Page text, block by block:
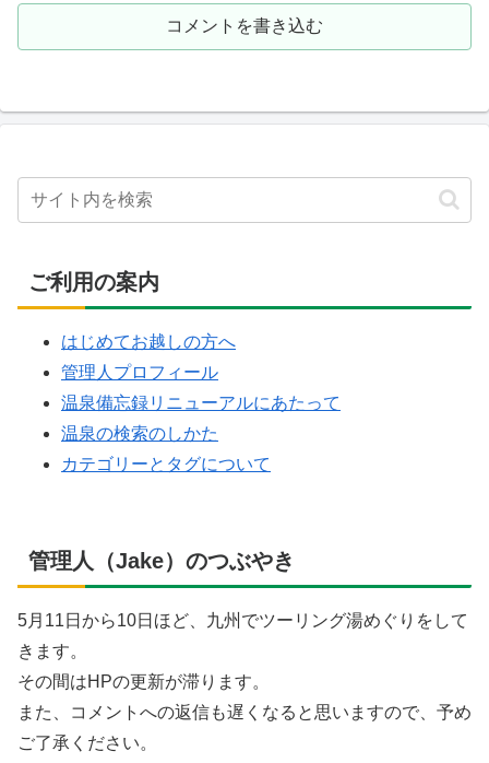
コメントを書き込む
ご利用の案内
はじめてお越しの方へ
管理人プロフィール
温泉備忘録リニューアルにあたって
温泉の検索のしかた
カテゴリーとタグについて
管理人（Jake）のつぶやき
5月11日から10日ほど、九州でツーリング湯めぐりをして
きます。
その間はHPの更新が滞ります。
また、コメントへの返信も遅くなると思いますので、予め
ご了承ください。